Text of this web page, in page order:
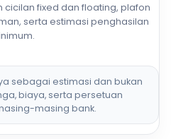
cicilan fixed dan floating, plafon
serta estimasi penghasilan
sebagai estimasi dan bukan
biaya, serta persetuan
masing bank.